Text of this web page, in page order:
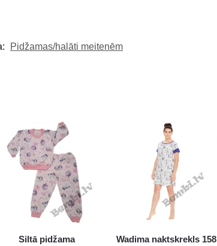
Pidžamas/halāti meitenēm
Siltā pidžama
Wadima naktskrekls 158